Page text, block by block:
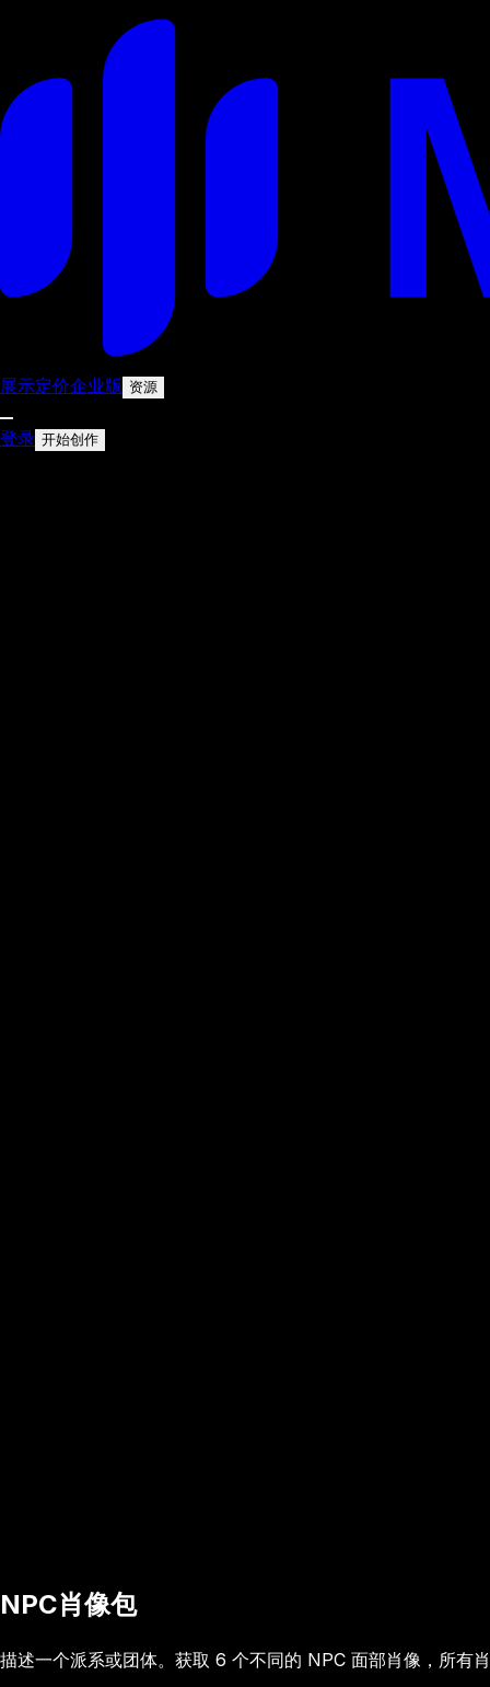
展示定价企业版 资源
登录 开始创作
NPC肖像包
描述一个派系或团体。获取 6 个不同的 NPC 面部肖像，所有